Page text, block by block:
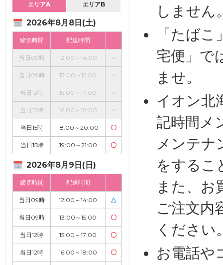
エリアA エリアB
2026年8月8日(土)
締切時間 配送時間
当日09時 12:00～14:00 ×
当日09時 13:00～15:00 ×
当日12時 15:00～17:00 ×
当日12時 16:00～18:00 ×
当日15時 18:00～20:00 〇
当日15時 19:00～21:00 〇
2026年8月9日(日)
締切時間 配送時間
当日09時 12:00～14:00 △
当日09時 13:00～15:00 〇
当日12時 15:00～17:00 〇
当日12時 16:00～18:00 〇
しません
「たば
宅便」で
ませ。
イオン北
記時間メ
メンテナ
をするこ
また、お
ご注文内
ください
お電話や